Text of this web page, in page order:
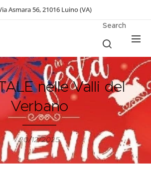
Asmara 56, 21016 Luino (VA)
Search
nelle Valli del
Verbano
20/12/2025